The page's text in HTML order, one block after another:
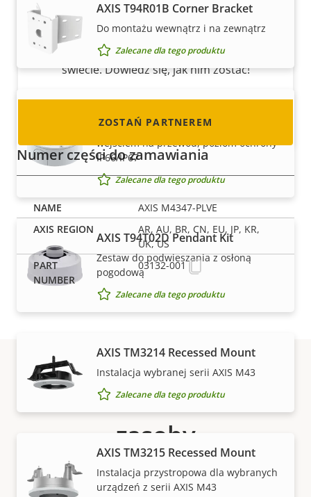
AXIS T94R01B Corner Bracket
Do montażu wewnątrz i na zewnątrz
Zalecane dla tego produktu
Zewnętrzna skrzynka na okablowanie z
wejściem na przewód, poziom ochrony
IP66/IP67
Zalecane dla tego produktu
AXIS T94T02D Pendant Kit
Zestaw do podwieszania z osłoną
pogodową
Zalecane dla tego produktu
AXIS TM3214 Recessed Mount
Instalacja wybranej serii AXIS M43
Zalecane dla tego produktu
AXIS TM3215 Recessed Mount
Instalacja przystropowa dla wybranych
urządzeń z serii AXIS M43
Czy jesteś resellerem, dystrybutorem,
integratorem systemów lub instalatorem?
Mamy partnerów w niemal każdym kraju na
świecie. Dowiedz się, jak nim zostać!
ZOSTAŃ PARTNEREM
Numer części do zamawiania
AXIS M4347-PLVE
AR, AU, BR, CN, EU, JP, KR,
UK, US
03132-001
Pomoc techniczna i
zasoby
Potrzebujesz informacji o produktach lub
oprogramowaniu firmy Axis albo pomocy jednego z